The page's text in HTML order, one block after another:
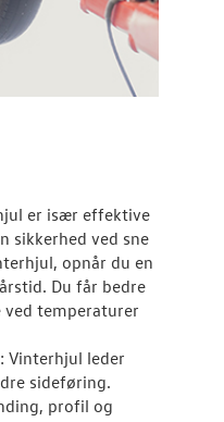
er især effektive
sikkerhed ved sne
opnår du en
Du får bedre
temperaturer
Vinterhjul leder
sideføring.
profil og